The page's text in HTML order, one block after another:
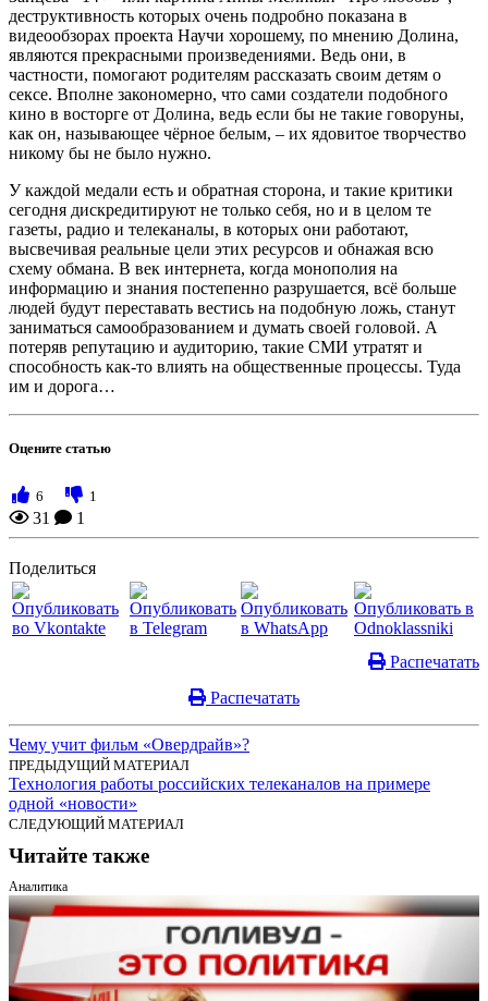
деструктивность которых очень подробно показана в
видеообзорах проекта Научи хорошему, по мнению Долина,
являются прекрасными произведениями. Ведь они, в
частности, помогают родителям рассказать своим детям о
сексе. Вполне закономерно, что сами создатели подобного
кино в восторге от Долина, ведь если бы не такие говоруны,
как он, называющее чёрное белым, – их ядовитое творчество
никому бы не было нужно.
У каждой медали есть и обратная сторона, и такие критики
сегодня дискредитируют не только себя, но и в целом те
газеты, радио и телеканалы, в которых они работают,
высвечивая реальные цели этих ресурсов и обнажая всю
схему обмана. В век интернета, когда монополия на
информацию и знания постепенно разрушается, всё больше
людей будут переставать вестись на подобную ложь, станут
заниматься самообразованием и думать своей головой. А
потеряв репутацию и аудиторию, такие СМИ утратят и
способность как-то влиять на общественные процессы. Туда
им и дорога…
Оцените статью
6 1
31 1
Поделиться
Распечатать
Распечатать
Чему учит фильм «Овердрайв»?
ПРЕДЫДУЩИЙ МАТЕРИАЛ
Технология работы российских телеканалов на примере
одной «новости»
СЛЕДУЮЩИЙ МАТЕРИАЛ
Читайте также
Аналитика